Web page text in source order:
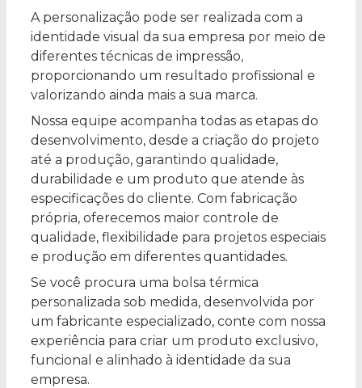
A personalização pode ser realizada com a
identidade visual da sua empresa por meio de
diferentes técnicas de impressão,
proporcionando um resultado profissional e
valorizando ainda mais a sua marca.
Nossa equipe acompanha todas as etapas do
desenvolvimento, desde a criação do projeto
até a produção, garantindo qualidade,
durabilidade e um produto que atende às
especificações do cliente. Com fabricação
própria, oferecemos maior controle de
qualidade, flexibilidade para projetos especiais
e produção em diferentes quantidades.
Se você procura uma bolsa térmica
personalizada sob medida, desenvolvida por
um fabricante especializado, conte com nossa
experiência para criar um produto exclusivo,
funcional e alinhado à identidade da sua
empresa.